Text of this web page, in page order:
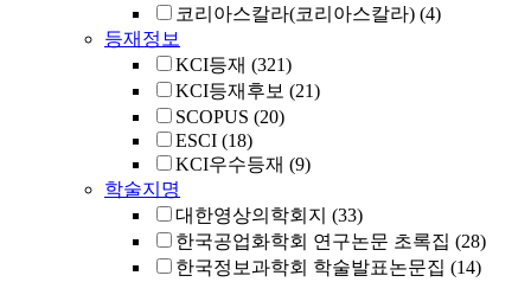
코리아스칼라(코리아스칼라) (4)
등재정보
KCI등재 (321)
KCI등재후보 (21)
SCOPUS (20)
ESCI (18)
KCI우수등재 (9)
학술지명
대한영상의학회지 (33)
한국공업화학회 연구논문 초록집 (28)
한국정보과학회 학술발표논문집 (14)